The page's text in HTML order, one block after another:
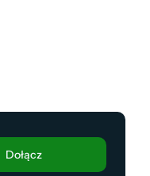
Dołącz